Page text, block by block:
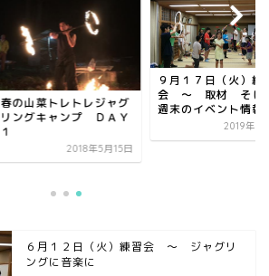
春の山菜トレトレジャグ
リングキャンプ ＤＡＹ
１
2018年5月15日
９月１７日（火）練
会 ～ 取材 そ
週末のイベント情報
2019年9
６月１２日（火）練習会 ～ ジャグリ
ングに音楽に